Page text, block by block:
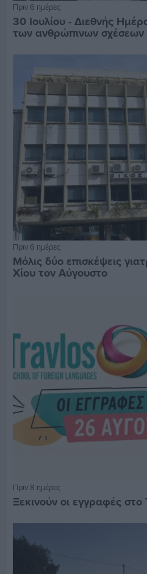
Πριν 6 ημέρες
30 Ιουλίου - Διεθνής
των ανθρώπινων σχέσεων
Πριν 6 ημέρες
Μόλις δύο επισκέψεις
Χίου τον Αύγουστο
Πριν 8 ημέρες
Ξεκινούν οι εγγραφές στο